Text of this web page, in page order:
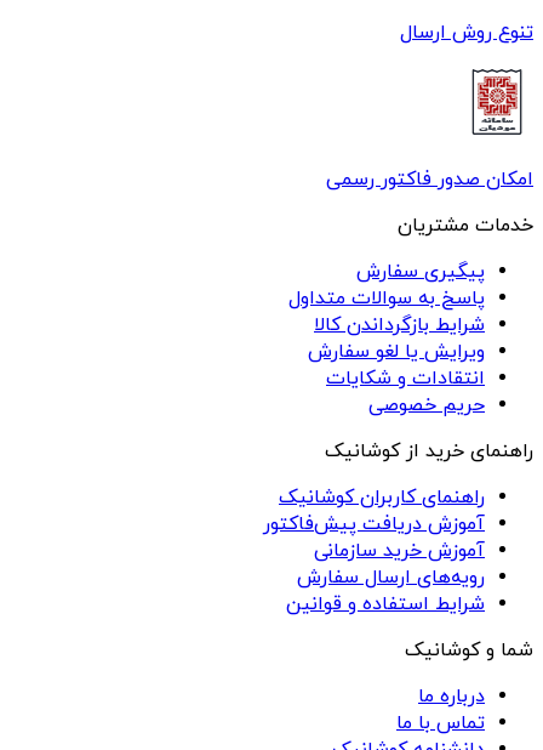
تنوع روش ارسال
امکان صدور فاکتور رسمی
خدمات مشتریان
پیگیری سفارش
پاسخ به سوالات متداول
شرایط بازگرداندن کالا
ویرایش یا لغو سفارش
انتقادات و شکایات
حریم خصوصی
راهنمای خرید از کوشانیک
راهنمای کاربران کوشانیک
آموزش دریافت پیش‌فاکتور
آموزش خرید سازمانی
رویه‌های ارسال سفارش
شرایط استفاده و قوانین
شما و کوشانیک
درباره ما
تماس با ما